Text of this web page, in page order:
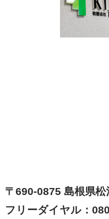
〒690-0875 島根県松
フリーダイヤル：